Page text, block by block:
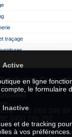
traçage
Corp. sa/
Dekoster 61-91
: +32 (0)2 240 99
en ligne
le formulaire
et de tracking
à vos préférences.